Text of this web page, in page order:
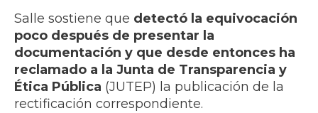
Salle sostiene que detectó la equivocación
poco después de presentar la
documentación y que desde entonces ha
reclamado a la Junta de Transparencia y
Ética Pública (JUTEP) la publicación de la
rectificación correspondiente.